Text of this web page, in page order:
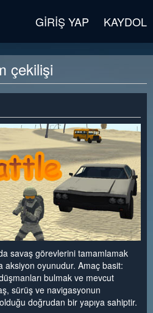
GIRIŞ YAP KAYDOL
çekilişi
savaş görevlerini tamamlamak
aksiyon oyunudur. Amaç basit:
bulmak ve mevcut
sürüş ve navigasyonun
doğrudan bir yapıya sahiptir.